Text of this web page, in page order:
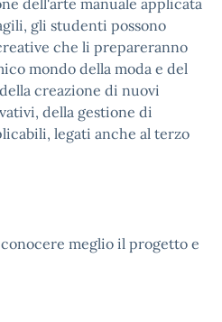
dell'arte manuale applicata
gli studenti possono
che li prepareranno
mondo della moda e del
creazione di nuovi
della gestione di
legati anche al terzo
meglio il progetto e